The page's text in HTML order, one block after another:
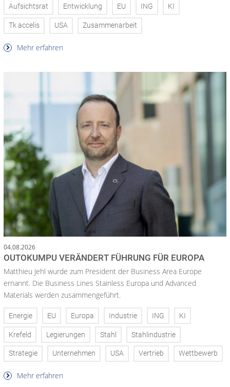
Aufsichtsrat Entwicklung EU ING KI
Tk accelis USA Zusammenarbeit
Mehr erfahren
04.08.2026
OUTOKUMPU VERÄNDERT FÜHRUNG FÜR EUROPA
Matthieu Jehl wurde zum President der Business Area Europe
ernannt. Die Business Lines Stainless Europa und Advanced
Materials werden zusammengeführt.
Energie EU Europa Industrie ING KI
Krefeld Legierungen Stahl Stahlindustrie
Strategie Unternehmen USA Vertrieb Wettbewerb
Mehr erfahren